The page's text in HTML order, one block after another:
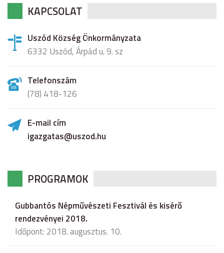
KAPCSOLAT
Uszód Község Önkormányzata
6332 Uszód, Árpád u. 9. sz
Telefonszám
(78) 418-126
E-mail cím
igazgatas@uszod.hu
PROGRAMOK
Gubbantós Népművészeti Fesztivál és kisérő
rendezvényei 2018.
Időpont: 2018. augusztus. 10.